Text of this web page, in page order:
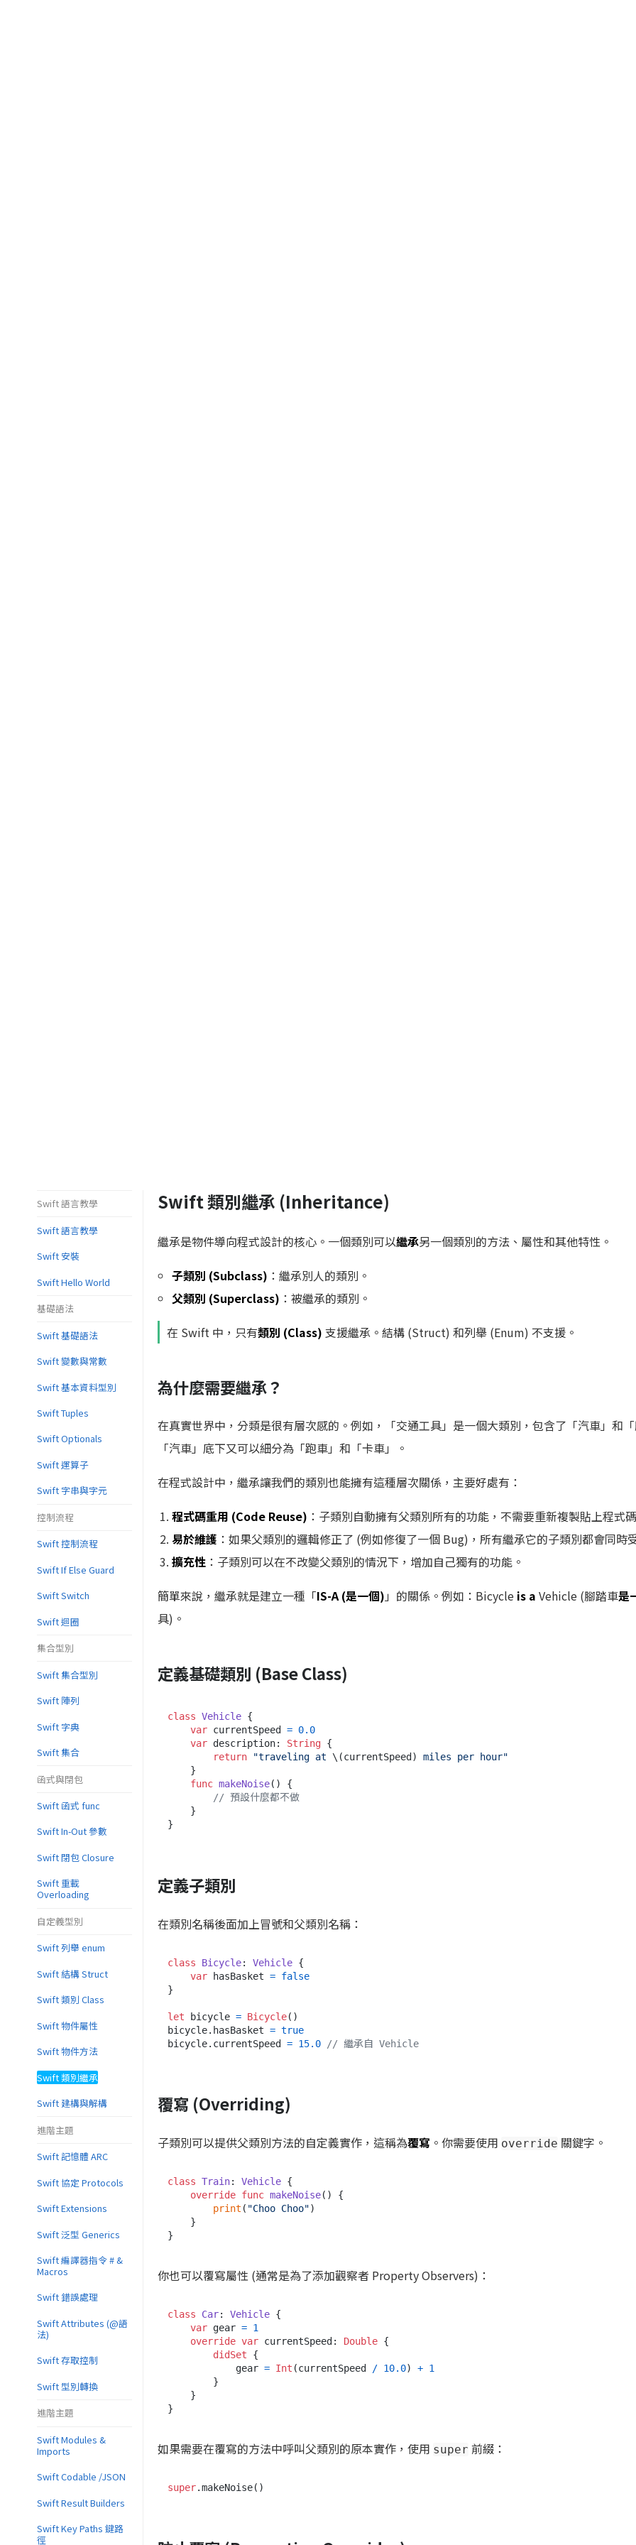
Swift 類別繼承 (Inheritance)
繼承是物件導向程式設計的核心。一個類別可以繼承另一個類別的方法、屬性和其他特性。
子類別 (Subclass) ：繼承別人的類別。
父類別 (Superclass) ：被繼承的類別。
在 Swift 中，只有類別 (Class) 支援繼承。結構 (Struct) 和列舉 (Enum) 不支援。
為什麼需要繼承？
在真實世界中，分類是很有層次感的。例如，「交通工具」是一個大類別，包含了「汽車」和
「汽車」底下又可以細分為「跑車」和「卡車」。
在程式設計中，繼承讓我們的類別也能擁有這種層次關係，主要好處有：
程式碼重用 (Code Reuse) ：子類別自動擁有父類別所有的功能，不需要重新複製貼上程式
易於維護 ：如果父類別的邏輯修正了 (例如修復了一個 Bug)，所有繼承它的子類別都會同時
擴充性 ：子類別可以在不改變父類別的情況下，增加自己獨有的功能。
簡單來說，繼承就是建立一種「IS-A (是一個) 」的關係。例如：Bicycle is a Vehicle (腳踏車是
具)。
定義基礎類別 (Base Class)
class Vehicle {
var currentSpeed = 0.0
var description: String {
return
"traveling at \(currentSpeed)
miles per hour"
func makeNoise() {
// 預設什麼都不做
定義子類別
在類別名稱後面加上冒號和父類別名稱：
class Bicycle: Vehicle {
var hasBasket = false
}
let bicycle = Bicycle()
bicycle.hasBasket = true
bicycle.currentSpeed = 15.0 // 繼承自 Vehicle
覆寫 (Overriding)
子類別可以提供父類別方法的自定義實作，這稱為覆寫 。你需要使用 override 關鍵字。
class Train: Vehicle {
override func makeNoise() {
print ( "Choo Choo")
你也可以覆寫屬性 (通常是為了添加觀察者 Property Observers)：
class Car: Vehicle {
var gear = 1
override var currentSpeed: Double {
didSet {
            gear
= Int (currentSpeed / 10.0) + 1
如果需要在覆寫的方法中呼叫父類別的原本實作，使用 super 前綴：
super
Swift 語言教學
Swift 語言教學
Swift 安裝
Swift Hello World
基礎語法
Swift 基礎語法
Swift 變數與常數
Swift 基本資料型別
Swift Tuples
Swift Optionals
Swift 運算子
Swift 字串與字元
控制流程
Swift 控制流程
Swift If Else Guard
Swift Switch
Swift 迴圈
集合型別
Swift 集合型別
Swift 陣列
Swift 字典
Swift 集合
函式與閉包
Swift 函式 func
Swift In-Out 參數
Swift 閉包 Closure
Swift 重載
Overloading
自定義型別
Swift 列舉 enum
Swift 結構 Struct
Swift 類別 Class
Swift 物件屬性
Swift 物件方法
Swift 類別繼承
Swift 建構與解構
進階主題
Swift 記憶體 ARC
Swift 協定 Protocols
Swift Extensions
Swift 泛型 Generics
Swift 編譯器指令 # &
Macros
Swift 錯誤處理
Swift Attributes (@語
法)
Swift 存取控制
Swift 型別轉換
進階主題
Swift Modules &
Imports
Swift Codable /JSON
Swift Result Builders
Swift Key Paths 鍵路
徑